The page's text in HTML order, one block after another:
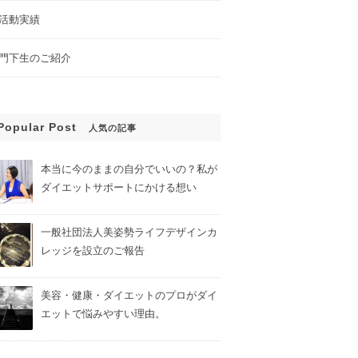
動実績
下生のご紹介
Post 人気の記事
本当に今のままの自分でいいの？私が
ダイエットサポートにかける想い
一般社団法人美姿勢ライフデザインカ
レッジを設立のご報告
美容・健康・ダイエットのプロがダイ
エットで悩みやすい理由。